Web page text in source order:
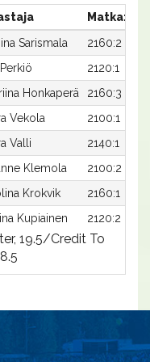
Sarismala
2160:2
2120:1
Honkaperä
2160:3
Vekola
2100:1
Valli
2140:1
Klemola
2100:2
Krokvik
2160:1
Kupiainen 2120:2
19.5/Credit To